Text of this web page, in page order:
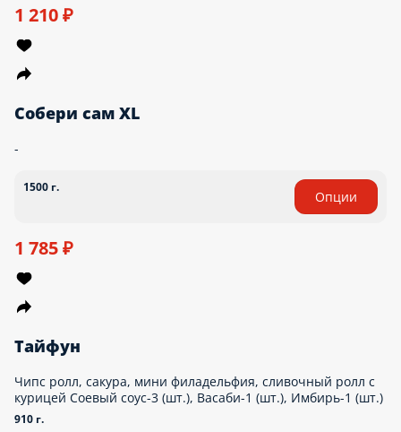
1 210 ₽
Собери сам XL
-
1500 г.
Опции
1 785 ₽
Тайфун
Чипс ролл, сакура, мини филадельфия, сливочный ролл с
курицей Соевый соус-3 (шт.), Васаби-1 (шт.), Имбирь-1 (шт.)
910 г.